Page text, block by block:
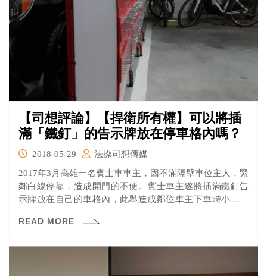
【司想評論】【捍衛所有權】可以將插
滿「鐵釘」的告示牌放在停車格內嗎？
2018-05-29
法操司想傳媒
2017年3月高雄一名賓士車車主，因不滿隔壁車位主人，緊
鄰白線停靠，造成開門的不便。賓士車主遂將插滿鐵釘告
示牌放在自己的車格內，此舉造成鄰位車主下車時小腿受
放在自己的停車格內，這樣的行為是否會構成傷害罪呢？
READ MORE